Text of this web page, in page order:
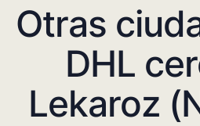
Otras
DHL
Lekaroz